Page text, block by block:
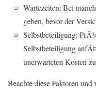
Wartezeiten: Bei
geben, bevor der
Selbstbeteiligung:
Selbstbeteiligung
unerwarteten Kosten
Beachte diese Faktoren und